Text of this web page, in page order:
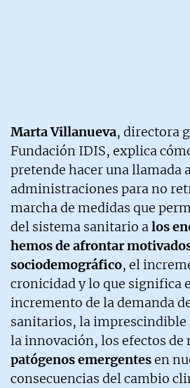
Marta Villanueva, directora
Fundación IDIS, explica
pretende hacer una llamada
administraciones para no
marcha de medidas que
del sistema sanitario a los
hemos de afrontar
sociodemográfico, el
cronicidad y lo que significa
incremento de la demanda
sanitarios, la imprescindible
la innovación, los efectos de
patógenos emergentesen
consecuencias del cambio